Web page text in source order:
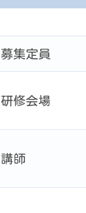
募集定員
研修会場
講師